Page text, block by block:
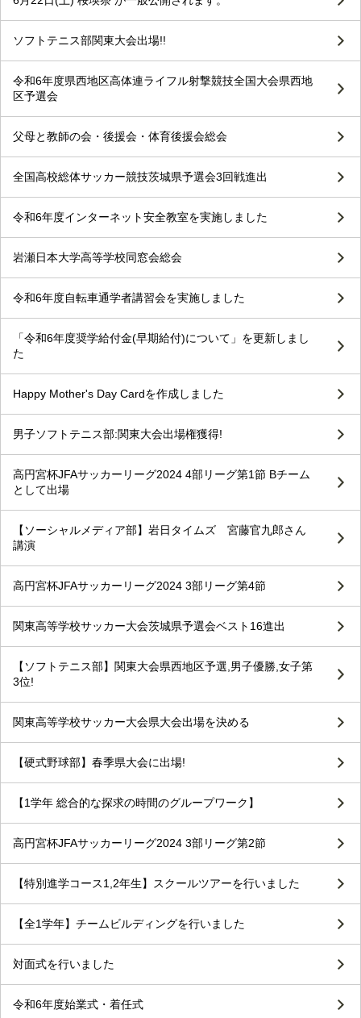
ソフトテニス部関東大会出場!!
令和6年度県西地区高体連ライフル射撃競技全国大会県西地
区予選会
父母と教師の会・後援会・体育後援会総会
全国高校総体サッカー競技茨城県予選会3回戦進出
令和6年度インターネット安全教室を実施しました
岩瀬日本大学高等学校同窓会総会
令和6年度自転車通学者講習会を実施しました
「令和6年度奨学給付金(早期給付)について」を更新しまし
た
Happy Mother's Day Cardを作成しました
男子ソフトテニス部:関東大会出場権獲得!
高円宮杯JFAサッカーリーグ2024 4部リーグ第1節 Bチーム
として出場
【ソーシャルメディア部】岩日タイムズ 宮藤官九郎さん
講演
高円宮杯JFAサッカーリーグ2024 3部リーグ第4節
関東高等学校サッカー大会茨城県予選会ベスト16進出
【ソフトテニス部】関東大会県西地区予選,男子優勝,女子第
3位!
関東高等学校サッカー大会県大会出場を決める
【硬式野球部】春季県大会に出場!
【1学年 総合的な探求の時間のグループワーク】
高円宮杯JFAサッカーリーグ2024 3部リーグ第2節
【特別進学コース1,2年生】スクールツアーを行いました
【全1学年】チームビルディングを行いました
対面式を行いました
令和6年度始業式・着任式